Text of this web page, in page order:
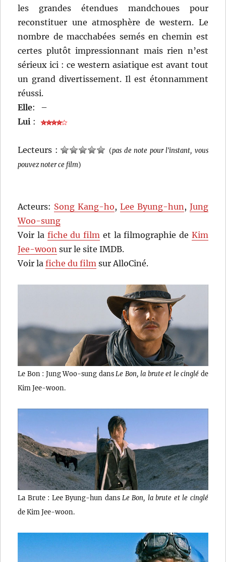
les grandes étendues mandchoues pour
reconstituer une atmosphère de western. Le
nombre de macchabées semés en chemin est
certes plutôt impressionnant mais rien n’est
sérieux ici : ce western asiatique est avant tout
un grand divertissement. Il est étonnamment
réussi.
Elle:
–
Lui :
Lecteurs : (pas de note pour l'instant, vous
pouvez noter ce film)
Acteurs: Song Kang-ho, Lee Byung-hun, Jung
Woo-sung
Voir la fiche du film et la filmographie de Kim
Jee-woon sur le site IMDB.
Voir lafiche du film sur AlloCiné.
Le Bon : Jung Woo-sung dans Le Bon, la brute et le cinglé de
Kim Jee-woon.
La Brute : Lee Byung-hun dans Le Bon, la brute et le cinglé
de Kim Jee-woon.